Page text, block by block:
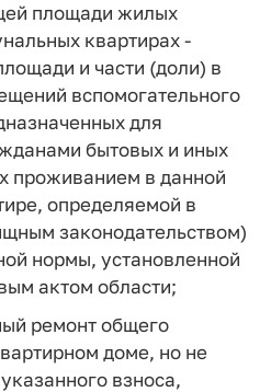
площади жилых
квартирах -
и части (доли) в
вспомогательного
для
бытовых и иных
проживанием в данной
определяемой в
законодательством)
нормы, установленной
актом области;
ремонт общего
доме, но не
взноса,